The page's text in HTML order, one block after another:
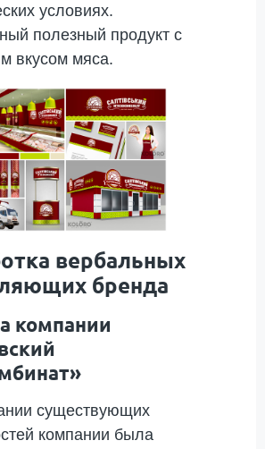
условиях.
полезный продукт с
вкусом мяса.
вербальных
бренда
компании
существующих
компании была